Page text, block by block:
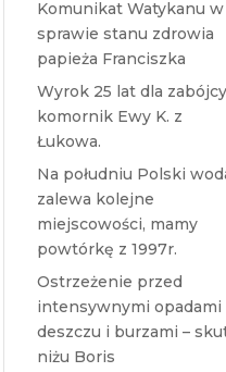
Komunikat Watykanu w
sprawie stanu zdrowia
papieża Franciszka
Wyrok 25 lat dla zabójcy
komornik Ewy K. z
Łukowa.
Na południu Polski
zalewa kolejne
miejscowości, mamy
powtórkę z 1997r.
Ostrzeżenie przed
intensywnymi opadami
deszczu i burzami –
niżu Boris